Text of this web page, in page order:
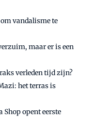
vandalisme te
maar er is een
verleden tijd zijn?
het terras is
Shop opent eerste